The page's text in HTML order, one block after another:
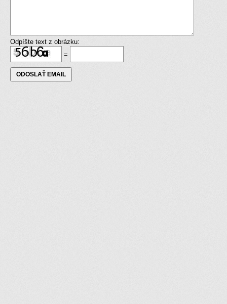
Odpíšte text z obrázku:
=